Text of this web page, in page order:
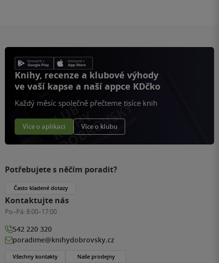
Knihy, recenze a klubové výhody
ve vaší kapse a naší appce KDčko
Každý měsíc společně přečteme tisíce knih
Více o aplikaci Více o klubu
Potřebujete s něčím poradit?
Často kladené dotazy
Kontaktujte nás
Po–Pá: 8:00–17:00
542 220 320
poradime@knihydobrovsky.cz
Všechny kontakty Naše prodejny